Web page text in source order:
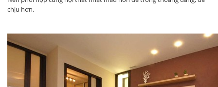
chịu hơn.